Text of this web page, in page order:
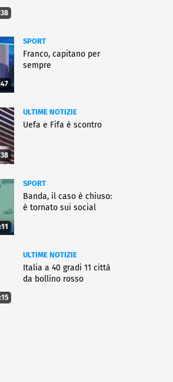
SPORT
Franco, capitano per
sempre
ULTIME NOTIZIE
Uefa e Fifa è scontro
SPORT
Banda, il caso è chiuso:
è tornato sui social
ULTIME NOTIZIE
Italia a 40 gradi 11 città
da bollino rosso